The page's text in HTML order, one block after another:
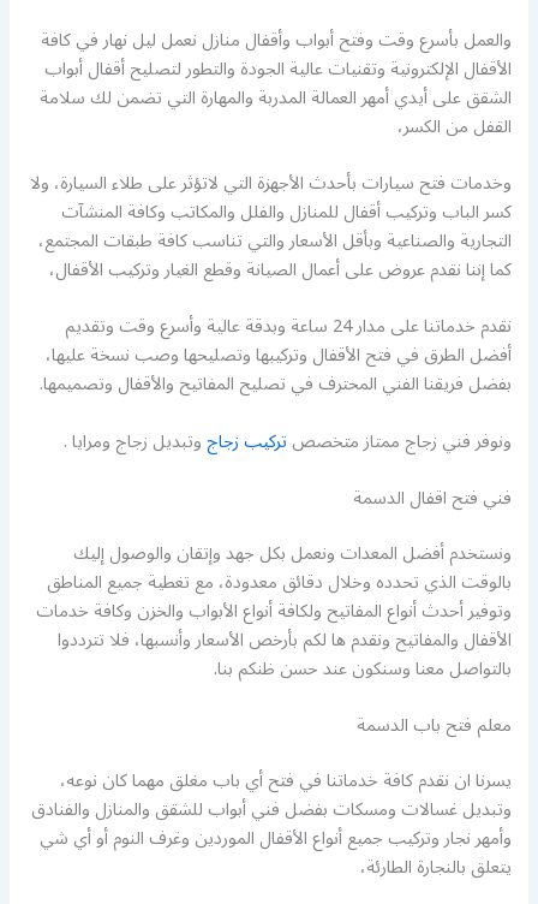
والعمل بأسرع وقت وفتح أبواب وأقفال منازل نعمل ليل نهار في كافة
الأقفال الإلكترونية وتقنيات عالية الجودة والتطور لتصليح أقفال أبواب
الشقق على أيدي أمهر العمالة المدربة والمهارة التي تضمن لك سلامة
القفل من الكسر،
وخدمات فتح سيارات بأحدث الأجهزة التي لاتؤثر على طلاء السيارة، ولا
كسر الباب وتركيب أقفال للمنازل والفلل والمكاتب وكافة المنشآت
التجارية والصناعية وبأقل الأسعار والتي تناسب كافة طبقات المجتمع،
كما إننا نقدم عروض على أعمال الصيانة وقطع الغيار وتركيب الأقفال،
نقدم خدماتنا على مدار 24 ساعة وبدقة عالية وأسرع وقت وتقديم
أفضل الطرق في فتح الأقفال وتركيبها وتصليحها وصب نسخة عليها،
بفضل فريقنا الفني المحترف في تصليح المفاتيح والأقفال وتصميمها.
ونوفر فني زجاج ممتاز متخصصتركيب زجاجوتبديل زجاج ومرايا .
فني فتح اقفال الدسمة
ونستخدم أفضل المعدات ونعمل بكل جهد وإتقان والوصول إليك
بالوقت الذي تحدده وخلال دقائق معدودة، مع تغطية جميع المناطق
وتوفير أحدث أنواع المفاتيح ولكافة أنواع الأبواب والخزن وكافة خدمات
الأقفال والمفاتيح ونقدم ها لكم بأرخص الأسعار وأنسبها، فلا تترددوا
بالتواصل معنا وسنكون عند حسن ظنكم بنا.
معلم فتح باب الدسمة
يسرنا ان نقدم كافة خدماتنا في فتح أي باب مغلق مهما كان نوعه،
وتبديل غسالات ومسكات بفضل فني أبواب للشقق والمنازل والفنادق
وأمهر نجار وتركيب جميع أنواع الأقفال الموردين وغرف النوم أو أي شي
يتعلق بالنجارة الطارئة،